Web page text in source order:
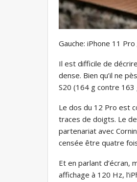
Gauche: iPhone 11
Il est difficile de
dense. Bien qu’il ne
S20 (164 g contre
Le dos du 12 Pro est
traces de doigts. Le
partenariat avec
censée être quatre
Et en parlant d’écran,
affichage à 120 Hz,